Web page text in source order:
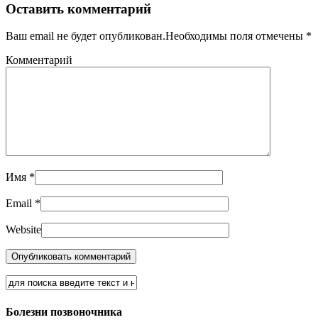
Оставить комментарий
Ваш email не будет опубликован.Необходимы поля отмечены *
Комментарий
Имя *
Email *
Website
Болезни позвоночника